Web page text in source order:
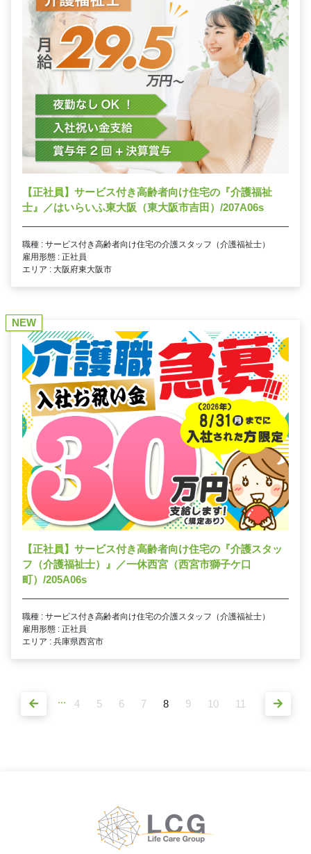
【正社員】サービス付き高齢者向け住宅の『介護福祉
士』／はいらいふ東大阪（東大阪市吉田）/207A06s
職種 : サービス付き高齢者向け住宅の介護スタッフ（介護福祉士）
雇用形態 : 正社員
エリア : 大阪府東大阪市
NEW
【正社員】サービス付き高齢者向け住宅の『介護スタッ
フ（介護福祉士）』／一休西宮（西宮市獅子ケ口
町）/205A06s
職種 : サービス付き高齢者向け住宅の介護スタッフ（介護福祉士）
雇用形態 : 正社員
エリア : 兵庫県西宮市
... 4 5 6 7 8 9 10 11